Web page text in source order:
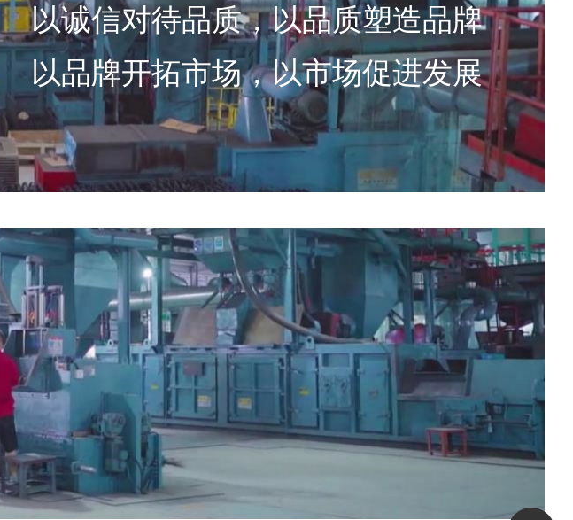
以诚信对待品质，以品质塑造品牌
以品牌开拓市场，以市场促进发展